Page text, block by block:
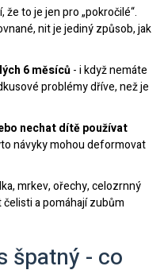
že to je jen pro „pokročilé“.
nit je jediný způsob, jak
6 měsíců- i když nemáte
problémy dříve, než je
nechat dítě používat
návyky mohou deformovat
mrkev, ořechy, celozrnný
a pomáhají zubům
špatný - co